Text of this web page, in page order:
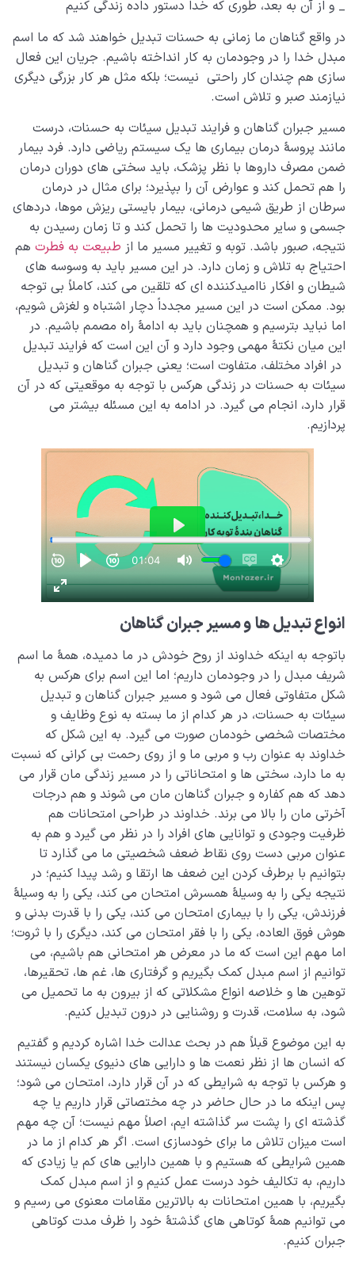
_ و از آن به بعد، طوری که خدا دستور داده زندگی کنیم
در واقع گناهان ما زمانی به حسنات تبدیل خواهند شد که ما اسم
مبدل خدا را در وجودمان به کار انداخته باشیم. جریان این فعال
سازی هم چندان کار راحتی نیست؛ بلکه مثل هر کار بزرگی دیگری
نیازمند صبر و تلاش است.
مسیر جبران گناهان و فرایند تبدیل سیئات به حسنات، درست
مانند پروسۀ درمان بیماری ها یک سیستم ریاضی دارد. فرد بیمار
ضمن مصرف داروها با نظر پزشک، باید سختی های دوران درمان
را هم تحمل کند و عوارض آن را بپذیرد؛ برای مثال در درمان
سرطان از طریق شیمی درمانی، بیمار بایستی ریزش موها، دردهای
جسمی و سایر محدودیت ها را تحمل کند و تا زمان رسیدن به
نتیجه، صبور باشد. توبه و تغییر مسیر ما از طبیعت به فطرت هم
احتیاج به تلاش و زمان دارد. در این مسیر باید به وسوسه های
شیطان و افکار ناامیدکننده ای که تلقین می کند، کاملاً بی توجه
بود. ممکن است در این مسیر مجدداً دچار اشتباه و لغزش شویم،
اما نباید بترسیم و همچنان باید به ادامۀ راه مصمم باشیم. در
این میان نکتۀ مهمی وجود دارد و آن این است که فرایند تبدیل
در افراد مختلف، متفاوت است؛ یعنی جبران گناهان و تبدیل
سیئات به حسنات در زندگی هرکس با توجه به موقعیتی که در آن
قرار دارد، انجام می گیرد. در ادامه به این مسئله بیشتر می
پردازیم.
انواع تبدیل هاو مسیر جبران گناهان
باتوجه به اینکه خداوند از روح خودش در ما دمیده، همۀ ما اسم
شریف مبدل را در وجودمان داریم؛ اما این اسم برای هرکس به
شکل متفاوتی فعال می شود و مسیر جبران گناهان و تبدیل
سیئات به حسنات، در هر کدام از ما بسته به نوع وظایف و
مختصات شخصی خودمان صورت می گیرد. به این شکل که
خداوند به عنوان رب و مربی ما و از روی رحمت بی کرانی که نسبت
به ما دارد، سختی ها و امتحاناتی را در مسیر زندگی مان قرار می
دهد که هم کفاره و جبران گناهان مان می شوند و هم درجات
آخرتی مان را بالا می برند. خداوند در طراحی امتحانات هم
ظرفیت وجودی و توانایی های افراد را در نظر می گیرد و هم به
عنوان مربی دست روی نقاط ضعف شخصیتی ما می گذارد تا
بتوانیم با برطرف کردن این ضعف ها ارتقا و رشد پیدا کنیم؛ در
نتیجه یکی را به وسیلۀ همسرش امتحان می کند، یکی را به وسیلۀ
فرزندش، یکی را با بیماری امتحان می کند، یکی را با قدرت بدنی و
هوش فوق العاده، یکی را با فقر امتحان می کند، دیگری را با ثروت؛
اما مهم این است که ما در معرض هر امتحانی هم باشیم، می
توانیم از اسم مبدل کمک بگیریم و گرفتاری ها، غم ها، تحقیرها،
توهین ها و خلاصه انواع مشکلاتی که از بیرون به ما تحمیل می
شود، به سلامت، قدرت و روشنایی در درون تبدیل کنیم.
به این موضوع قبلاً هم در بحث عدالت خدا اشاره کردیم و گفتیم
که انسان ها از نظر نعمت ها و دارایی های دنیوی یکسان نیستند
و هرکس با توجه به شرایطی که در آن قرار دارد، امتحان می شود؛
پس اینکه ما در حال حاضر در چه مختصاتی قرار داریم یا چه
گذشته ای را پشت سر گذاشته ایم، اصلاً مهم نیست؛ آن چه مهم
است میزان تلاش ما برای خودسازی است. اگر هر کدام از ما در
همین شرایطی که هستیم و با همین دارایی های کم یا زیادی که
داریم، به تکالیف خود درست عمل کنیم و از اسم مبدل کمک
بگیریم، با همین امتحانات به بالاترین مقامات معنوی می رسیم و
می توانیم همۀ کوتاهی های گذشتۀ خود را ظرف مدت کوتاهی
جبران کنیم.